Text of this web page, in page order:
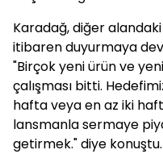
Karadağ, diğer
itibaren duyurmaya
"Birçok yeni ürün ve
çalışması bitti.
hafta veya en az iki
lansmanla sermaye
getirmek." diye konuştu.